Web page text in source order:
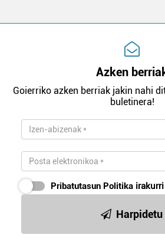
Azken
Goierriko azken berriak jakin nahi
buletinera!
Pribatutasun Politika
Harpidetu